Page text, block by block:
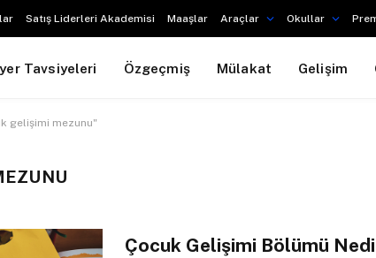
Satış Liderleri Akademisi Maaşlar Araçlar Okullar
Tavsiyeleri Özgeçmiş Mülakat Gelişim
gelişimi mezunu"
Çocuk Gelişimi Bölümü